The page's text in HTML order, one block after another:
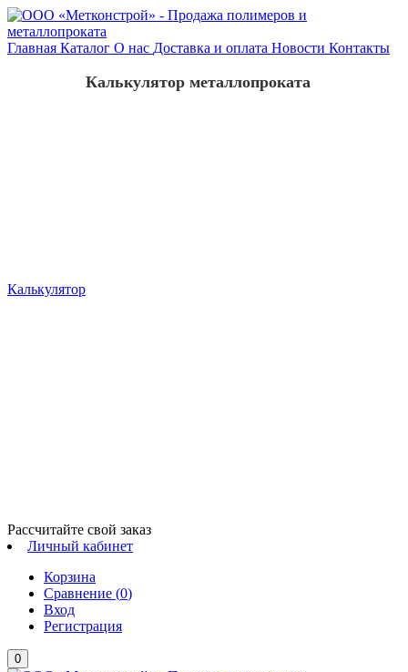
Главная Каталог О нас Доставка и оплата Новости Контакты
Калькулятор
Калькулятор металлопроката
Рассчитайте свой заказ
Личный кабинет
Корзина
Сравнение (0)
Вход
Регистрация
0